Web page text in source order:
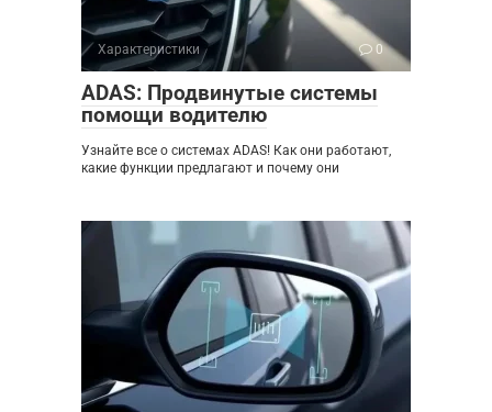
Характеристики 0
ADAS: Продвинутые системы
помощи водителю
Узнайте все о системах ADAS! Как они работают,
какие функции предлагают и почему они